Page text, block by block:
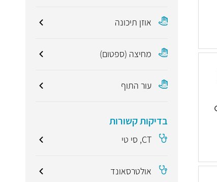
אוזן תיכונה
מחיצה (ספטום)
עור התוף
בדיקות קשורות
CT, סי טי
אולטרסאונד